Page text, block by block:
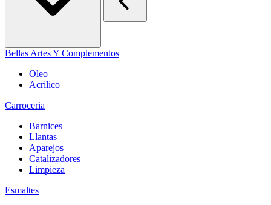
Bellas Artes Y Complementos
Oleo
Acrilico
Carroceria
Barnices
Llantas
Aparejos
Catalizadores
Limpieza
Esmaltes